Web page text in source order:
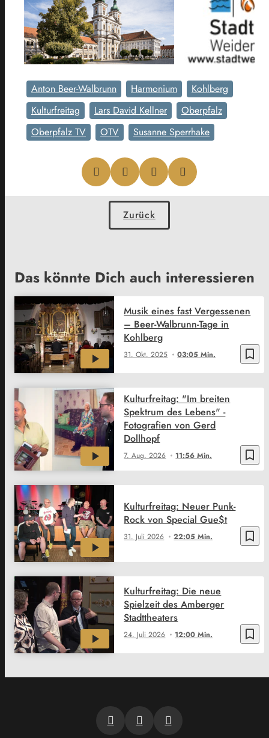
Anton Beer-Walbrunn Harmonium
Kohlberg
Kulturfreitag
Lars David Kellner
Oberpfalz
Oberpfalz TV
OTV Susanne Sperrhake
Zurück
Das könnte Dich auch interessieren
bookmark_border
31. Okt. 2025 03:05 Min.
Musik eines fast Vergessenen
– Beer-Walbrunn-Tage in
Kohlberg
bookmark_border
7. Aug. 2026 11:56 Min.
Kulturfreitag: "Im breiten
Spektrum des Lebens" -
Fotografien von Gerd
Dollhopf
bookmark_border
31. Juli 2026 22:05 Min.
Kulturfreitag: Neuer Punk-
Rock von Special Gue$t
bookmark_border
24. Juli 2026 12:00 Min.
Kulturfreitag: Die neue
Spielzeit des Amberger
Stadttheaters